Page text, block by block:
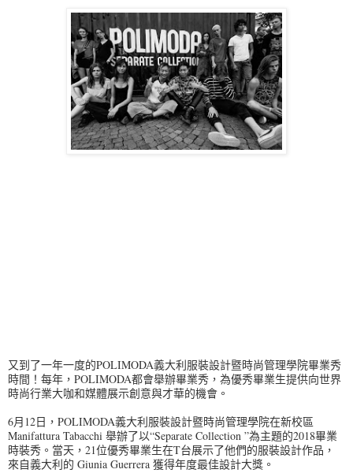
又到了一年一度的POLIMODA義大利服裝設計暨時尚管理學院畢業秀
時間！每年，POLIMODA都會舉辦畢業秀，為優秀畢業生提供向世界
時尚行業大咖和媒體展示創意與才華的機會。
6月12日，POLIMODA義大利服裝設計暨時尚管理學院在新校區
Manifattura Tabacchi 舉辦了以“Separate Collection ”為主題的2018畢業
時裝秀。當天，21位優秀畢業生在T台展示了他們的服裝設計作品，
來自義大利的 Giunia Guerrera 獲得年度最佳設計大獎。